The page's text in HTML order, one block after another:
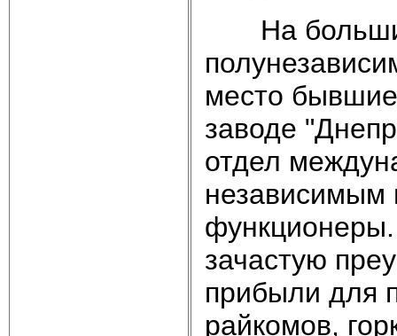
На больших
место
заводе
отдел
независимым
зачастую
прибыли для
райкомов,